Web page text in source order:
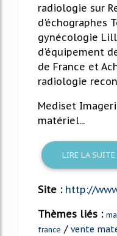
radiologie sur
d'échographes
gynécologie
d'équipement
de France et
radiologie
Mediset
matériel...
LIRE LA SUITE
Site : http://
Thèmes liés :
france / vente